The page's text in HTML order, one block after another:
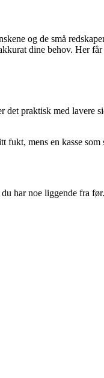
og de små
dine behov. Her
praktisk med lavere
mens en kasse
har noe liggende fra før.